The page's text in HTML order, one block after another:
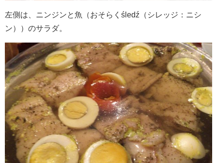
左側は、ニンジンと魚（おそらくśledź（シレッジ：ニシ
ン））のサラダ。